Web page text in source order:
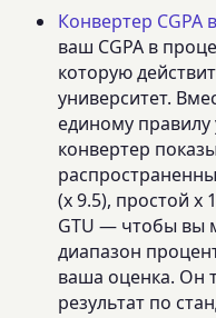
Конвертер CGPA
ваш CGPA в
которую
университет.
единому
конвертер
(x 9.5), простой x
GTU — чтобы вы
диапазон
ваша оценка. Он
результат по